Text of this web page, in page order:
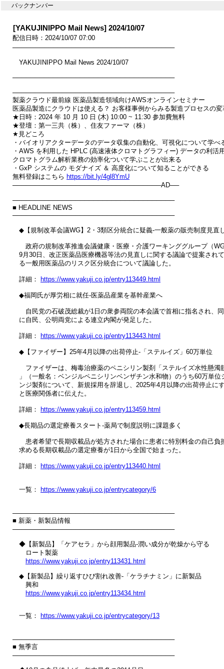
バックナンバー
[YAKUJINIPPO Mail News] 2024/10/07
配信日時：2024/10/07 07:00
────────────────────────────────────
YAKUJINIPPO Mail News 2024/10/07
────────────────────────────────────
────────────────────────────────────
製薬クラウド最前線 医薬品製造領域向けAWSオンラインセミナー
医薬品製造にクラウドは使える？ お客様事例からみる製造プロセスの変
★日時：2024 年 10 月 10 日 (木) 10:00 ~ 11:30 参加費無料
★登壇：第一三共（株）、住友ファーマ（株）
★見どころ
・バイオリアクターデータのデータ収集の自動化、可視化について学べ
・AWS を利用した HPLC (高速液体クロマトグラフィー) データの利活
クロマトグラム解析業務の効率化ついて学ぶことが出来る
・GxP システムの モダナイズ ＆ 高度化について知ることができる
無料登録はこちら https://bit.ly/4gl8YmU
─────────────────────────────────AD──
────────────────────────────────────
■ HEADLINE NEWS
────────────────────────────────────
◆【規制改革会議WG】2・3類区分統合に疑義‐一般薬の販売制度見直
政府の規制改革推進会議健康・医療・介護ワーキンググループ（
9月30日、改正医薬品医療機器等法の見直しに関する議論で提案され
る一般用医薬品のリスク区分統合について議論した。
詳細： https://www.yakuji.co.jp/entry113449.html
◆福岡氏が厚労相に就任‐医薬品産業を基幹産業へ
自民党の石破茂総裁が1日の衆参両院の本会議で首相に指名され、
に自民、公明両党による連立内閣が発足した。
詳細： https://www.yakuji.co.jp/entry113443.html
◆【ファイザー】25年4月以降の出荷停止‐「ステルイズ」60万単位
ファイザーは、梅毒治療薬のペニシリン製剤「ステルイズ水性懸濁
」（一般名：ベンジルペニシリンベンザチン水和物）のうち60万単位
ンジ製剤について、新規採用を辞退し、2025年4月以降の出荷停止に
と医療関係者に伝えた。
詳細： https://www.yakuji.co.jp/entry113459.html
◆長期品の選定療養スタート‐薬局で制度説明に課題多く
患者希望で長期収載品が処方された場合に患者に特別料金の自己負
求める長期収載品の選定療養が1日から全国で始まった。
詳細： https://www.yakuji.co.jp/entry113440.html
一覧： https://www.yakuji.co.jp/entrycategory/6
────────────────────────────────────
■ 新薬・新製品情報
────────────────────────────────────
◆【新製品】「ケアセラ」から顔用製品‐潤い成分が乾燥から守る
ロート製薬
https://www.yakuji.co.jp/entry113431.html
◆【新製品】繰り返すひび割れ改善‐「ケラチナミン」に新製品
興和
https://www.yakuji.co.jp/entry113434.html
一覧： https://www.yakuji.co.jp/entrycategory/13
────────────────────────────────────
■ 無季言
────────────────────────────────────